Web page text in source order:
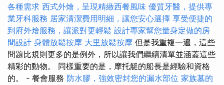
各種需求 西式外燴，呈現精緻西餐風味 優質牙醫，提供專
業牙科服務 居家清潔費用明細，讓您安心選擇 享受便捷的
到府外燴服務，讓派對更輕鬆 設計專家幫您量身定做的房
間設計 身體放鬆按摩 大里放鬆按摩 但是我重複一遍，這些
問題比規則更多的是例外，所以讓我們繼續清單並涵蓋這些
精彩的動物。 同樣重要的是，摩托艇的船長是經驗和資格
的。 - 餐會服務 防水膠，強效密封您的漏水部位 家族墓的